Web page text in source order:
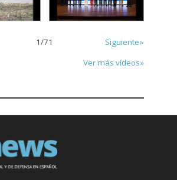
1/71
Siguiente»
Ver más vídeos»